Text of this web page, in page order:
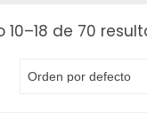
10–18 de 70